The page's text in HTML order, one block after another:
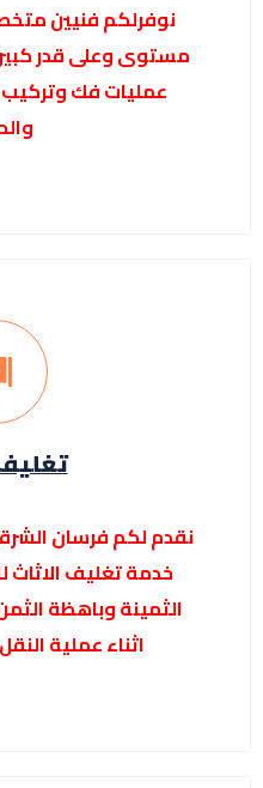
نوفرلكم فنيين
مستوى وعلى قدر
عمليات فك وتركيب
نقدم لكم فرسان
خدمة تغليف الاثاث
الثمينة وباهظة
اثناء عملية